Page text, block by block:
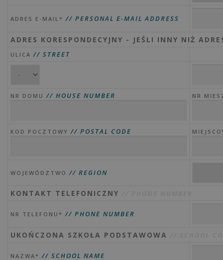
ADRES E-MAIL*// PERSONAL E-MAIL ADDRESS
ADRES KORESPONDECYJNY - JEŚLI INNY NIŻ
ULICA// STREET
NR DOMU// HOUSE NUMBER NR
KOD POCZTOWY// POSTAL CODE
WOJEWÓDZTWO// REGION
KONTAKT TELEFONICZNY
NR TELEFONU*// PHONE NUMBER
UKOŃCZONA SZKOŁA PODSTAWOWA
NAZWA*// SCHOOL NAME